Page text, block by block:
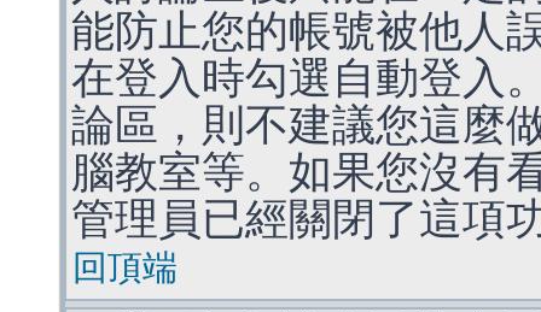
能防止您的帳號被他人
在登入時勾選自動登入
論區，則不建議您這麼
腦教室等。如果您沒有
管理員已經關閉了這項
回頂端